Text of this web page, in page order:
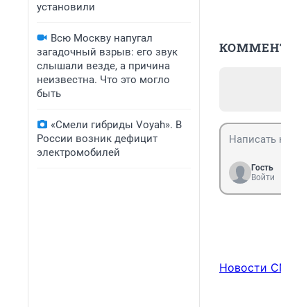
установили
Всю Москву напугал
загадочный взрыв: его звук
слышали везде, а причина
неизвестна. Что это могло
быть
«Смели гибриды Voyah». В
России возник дефицит
электромобилей
Гость
Войти
Новости